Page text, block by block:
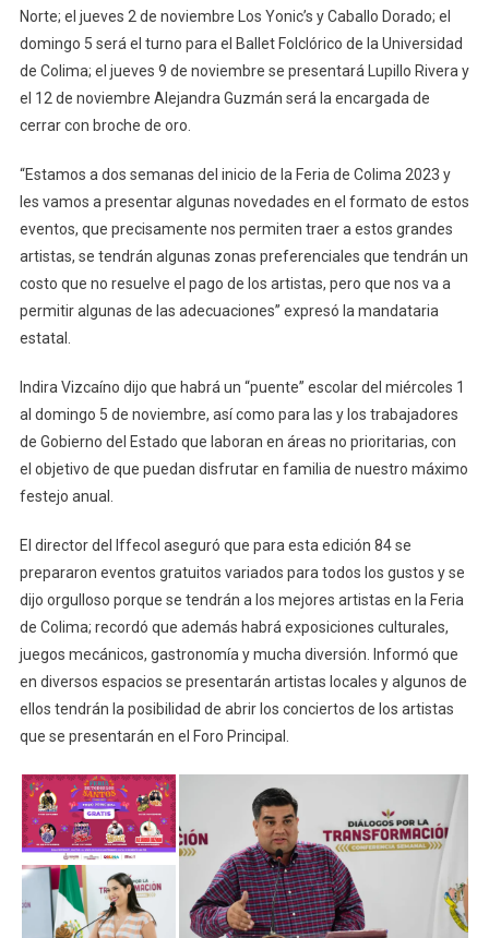
La
Feria
Norte; el jueves 2 de noviembre Los Yonic’s y Caballo Dorado; el
domingo 5 será el turno para el Ballet Folclórico de la Universidad
de Colima; el jueves 9 de noviembre se presentará Lupillo Rivera y
el 12 de noviembre Alejandra Guzmán será la encargada de
cerrar con broche de oro.
“Estamos a dos semanas del inicio de la Feria de Colima 2023 y
les vamos a presentar algunas novedades en el formato de estos
eventos, que precisamente nos permiten traer a estos grandes
artistas, se tendrán algunas zonas preferenciales que tendrán un
costo que no resuelve el pago de los artistas, pero que nos va a
permitir algunas de las adecuaciones” expresó la mandataria
estatal.
Indira Vizcaíno dijo que habrá un “puente” escolar del miércoles 1
al domingo 5 de noviembre, así como para las y los trabajadores
de Gobierno del Estado que laboran en áreas no prioritarias, con
el objetivo de que puedan disfrutar en familia de nuestro máximo
festejo anual.
El director del Iffecol aseguró que para esta edición 84 se
prepararon eventos gratuitos variados para todos los gustos y se
dijo orgulloso porque se tendrán a los mejores artistas en la Feria
de Colima; recordó que además habrá exposiciones culturales,
juegos mecánicos, gastronomía y mucha diversión. Informó que
en diversos espacios se presentarán artistas locales y algunos de
ellos tendrán la posibilidad de abrir los conciertos de los artistas
que se presentarán en el Foro Principal.